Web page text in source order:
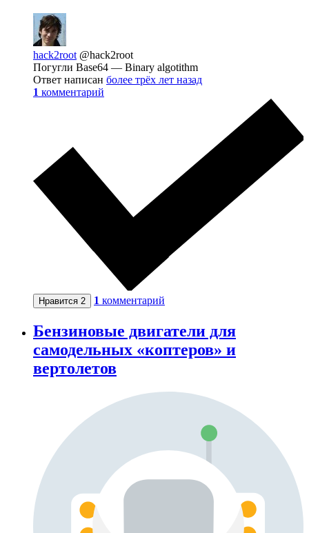
hack2root @hack2root
Погугли Base64 — Binary algotithm
Ответ написан более трёх лет назад
1 комментарий
Нравится 2 1 комментарий
Бензиновые двигатели для
самодельных «коптеров» и
вертолетов